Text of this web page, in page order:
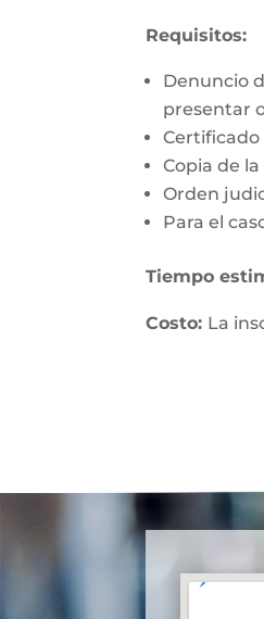
Requisitos:
Denuncio
presentar
Certificado
Copia de
Orden
Para el
Tiempo
Costo: La